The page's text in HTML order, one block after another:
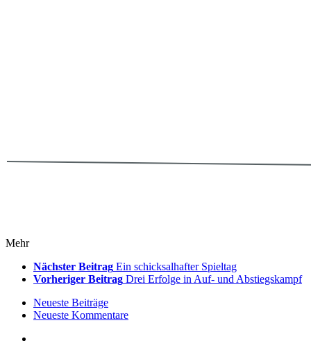
Mehr
Nächster Beitrag Ein schicksalhafter Spieltag
Vorheriger Beitrag Drei Erfolge in Auf- und Abstiegskampf
Neueste Beiträge
Neueste Kommentare